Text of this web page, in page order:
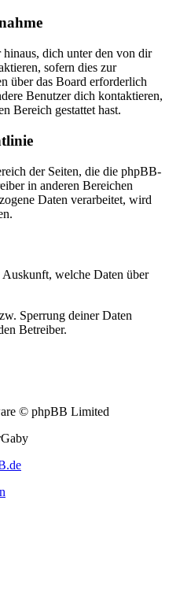
hinaus, dich unter den von dir
sofern dies zur
über das Board erforderlich
Benutzer dich kontaktieren,
Bereich gestattet hast.
der Seiten, die die phpBB-
in anderen Bereichen
Daten verarbeitet, wird
welche Daten über
Sperrung deiner Daten
Betreiber.
© phpBB Limited